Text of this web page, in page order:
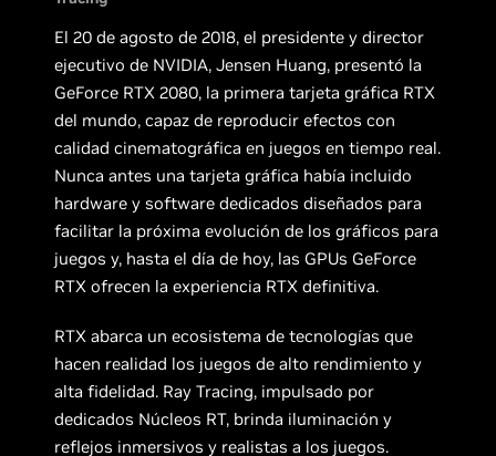
El 20 de agosto de 2018, el presidente y director
ejecutivo de NVIDIA, Jensen Huang, presentó la
GeForce RTX 2080, la primera tarjeta gráfica RTX
del mundo, capaz de reproducir efectos con
calidad cinematográfica en juegos en tiempo real.
Nunca antes una tarjeta gráfica había incluido
hardware y software dedicados diseñados para
facilitar la próxima evolución de los gráficos para
juegos y, hasta el día de hoy, las GPUs GeForce
RTX ofrecen la experiencia RTX definitiva.
RTX abarca un ecosistema de tecnologías que
hacen realidad los juegos de alto rendimiento y
alta fidelidad. Ray Tracing, impulsado por
dedicados Núcleos RT, brinda iluminación y
reflejos inmersivos y realistas a los juegos.